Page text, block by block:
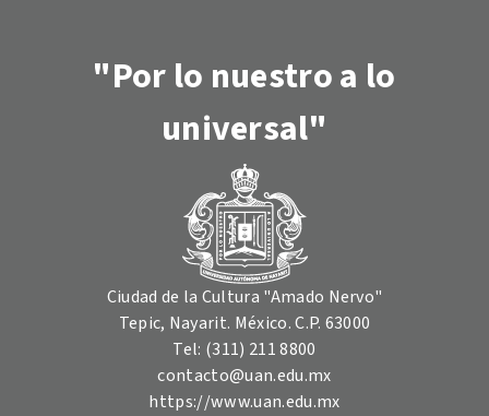
"Por lo nuestro a lo
universal"
Ciudad de la Cultura "Amado Nervo"
Tepic, Nayarit. México. C.P. 63000
Tel: (311) 211 8800
contacto@uan.edu.mx
https://www.uan.edu.mx